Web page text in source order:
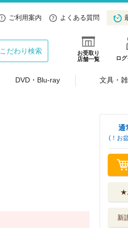
ご利用案内 よくある質問
お受取り
店舗一覧
ロ
こだわり検索
DVD・Blu-ray 文具・
通
(！お
★
新